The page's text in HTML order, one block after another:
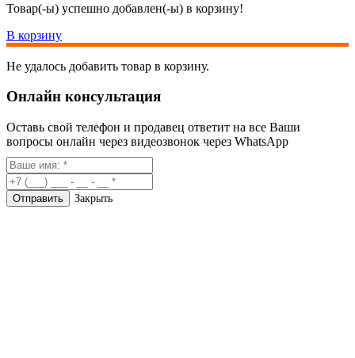
Товар(-ы) успешно добавлен(-ы) в корзину!
В корзину
Не удалось добавить товар в корзину.
Онлайн консультация
Оставь свой телефон и продавец ответит на все Ваши
вопросы онлайн через видеозвонок через WhatsApp
Закрыть